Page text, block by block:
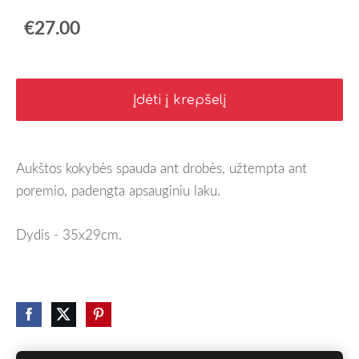
€27.00
Įdėti į krepšelį
Aukštos kokybės spauda ant drobės, užtempta ant
poremio, padengta apsauginiu laku.
Dydis - 35x29cm.